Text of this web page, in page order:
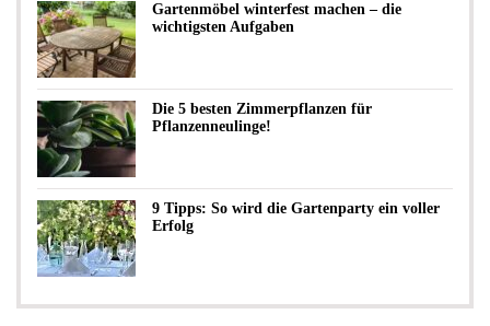
Gartenmöbel winterfest machen – die
wichtigsten Aufgaben
Die 5 besten Zimmerpflanzen für
Pflanzenneulinge!
9 Tipps: So wird die Gartenparty ein voller
Erfolg